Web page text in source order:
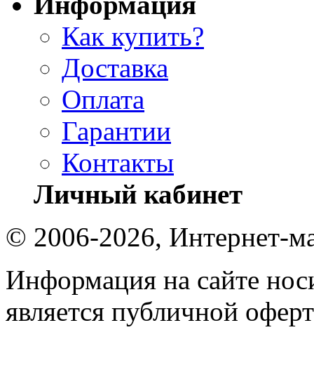
Как купить?
Доставка
Оплата
Гарантии
Контакты
Личный кабинет
© 2006-2026, Интернет-
Информация на сайте
является публичной